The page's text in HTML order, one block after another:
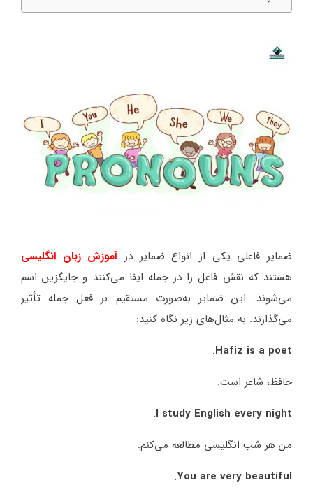
ضمایر فاعلی یکی از انواع ضمایر در آموزش زبان انگلیسی
هستند که نقش فاعل را در جمله ایفا می‌کنند و جایگزین اسم
می‌شوند. این ضمایر به‌صورت مستقیم بر فعل جمله تأثیر
می‌گذارند. به مثال‌های زیر نگاه کنید:
Hafiz is a poet.
حافظ، شاعر است.
I study English every night.
من هر شب انگلیسی مطالعه می‌کنم.
You are very beautiful.